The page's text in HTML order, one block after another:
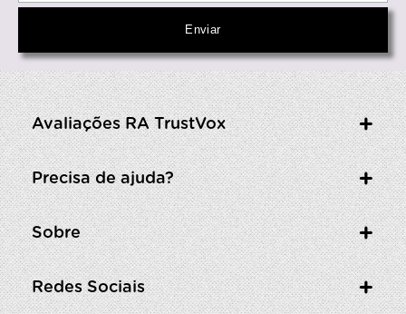
Avaliações RA TrustVox
Precisa de ajuda?
Sobre
Redes Sociais